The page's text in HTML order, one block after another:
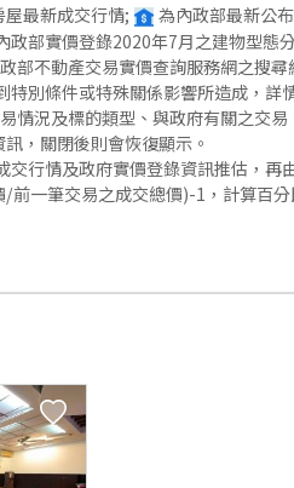
屋最新成交行情; 為內政部最新公
政部實價登錄2020年7月之建物型態
部不動產交易實價查詢服務網之搜尋
特別條件或特殊關係影響所造成，
情況及標的類型、與政府有關之交
，關閉後則會恢復顯示。
交行情及政府實價登錄資訊推估，
前一筆交易之成交總價)-1，計算百